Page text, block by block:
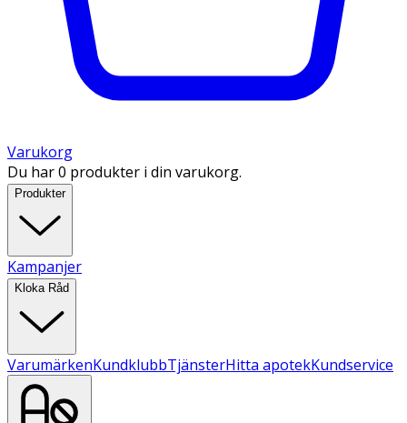
Varukorg
Du har 0 produkter i din varukorg.
Produkter
Kampanjer
Kloka Råd
VarumärkenKundklubbTjänsterHitta apotekKundservice